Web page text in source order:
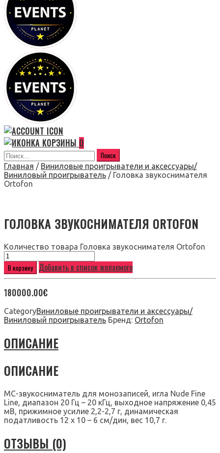
0
Главная / Виниловые проигрыватели и аксессуары/
Виниловый проигрыватель / Головка звукоснимателя
Ortofon
ГОЛОВКА ЗВУКОСНИМАТЕЛЯ ORTOFON
Количество товара Головка звукоснимателя Ortofon
В корзину Добавить в список желаемого
180000.00€
CategoryВиниловые проигрыватели и аксессуары/
Виниловый проигрыватель Бренд: Ortofon
ОПИСАНИЕ
ОПИСАНИЕ
МС-звукосниматель для монозаписей, игла Nude Fine
Line, диапазон 20 Гц – 20 кГц, выходное напряжение 0,45
мВ, прижимное усилие 2,2-2,7 г, динамическая
податливость 12 х 10 – 6 см/дин, вес 10,7 г.
ОТЗЫВЫ (0)